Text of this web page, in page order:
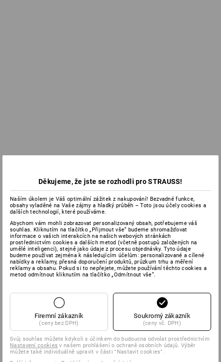
Děkujeme, že jste se rozhodli pro STRAUSS!
Naším úkolem je Váš optimální zážitek z nakupování! Bezvadné funkce,
obsahy vyladěné na Vaše zájmy a hladký průběh – Toto jsou účely cookies a
dalších technologií, které používáme.
Abychom vám mohli zobrazovat personalizovaný obsah, potřebujeme váš
souhlas. Kliknutím na tlačítko „Přijmout vše“ budeme shromažďovat
informace o vašich interakcích na našich webových stránkách
prostřednictvím cookies a dalších metod (včetně postupů založených na
umělé inteligenci), stejně jako údaje z procesu objednávky. Tyto údaje
budeme používat zejména k následujícím účelům: personalizované a cílené
nabídky a reklamy, přesná doporučení produktů, průzkum trhu a měření
reklamy a obsahu. Pokud si to nepřejete, můžete používání těchto cookies a
metod odmítnout kliknutím na tlačítko „Odmítnout vše“.
Firemní zákazník
(ceny bez DPH)
Soukromý zákazník
(ceny vč. DPH)
Svůj souhlas můžete kdykoli s účinkem do budoucna odvolat prostřednictvím
Nastavení cookies v našem prohlášení o ochraně osobních údajů. Výběr
můžete také individuálně upravit v části "Nastavit cookies".